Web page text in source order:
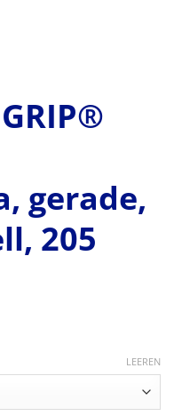
gerade,
205
LEEREN